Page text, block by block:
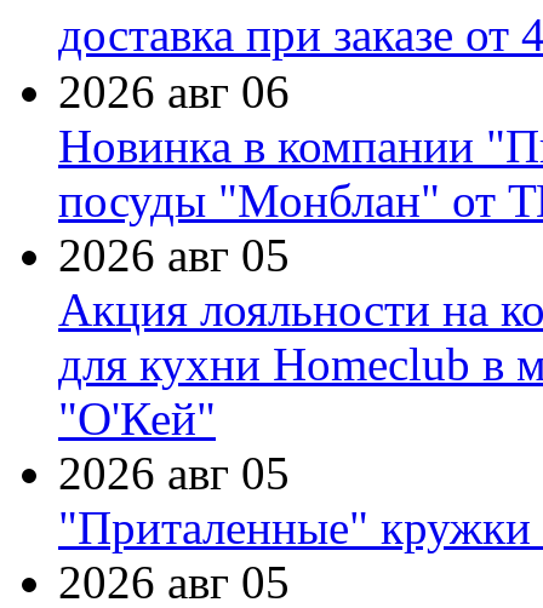
доставка при заказе от
2026 авг 06
Новинка в компании
посуды "Монблан" от
2026 авг 05
Акция лояльности на
для кухни Homeclub в
"О'Кей"
2026 авг 05
"Приталенные" кружки
2026 авг 05